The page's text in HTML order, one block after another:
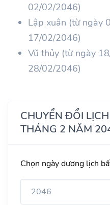
02/02/2046)
Lập xuân (từ ngày
17/02/2046)
Vũ thủy (từ ngày
28/02/2046)
CHUYỂN ĐỔI
THÁNG 2 NĂM
Chọn ngày dương lịch